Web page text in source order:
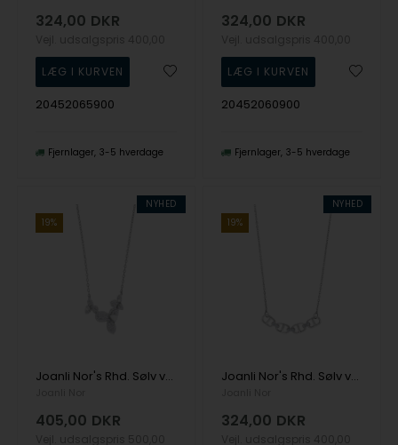
324,00 DKR
20452065900
Fjernlager 3-5 hverdage
324,00 DKR
20452060900
Fjernlager 3-5 hverdage
NYHED
19%
Joanli Nor's Rhd. Sølv vedhæng LOUISENOR
405,00 DKR
NYHED
19%
Joanli Nor's Rhd. Sølv vedhæng LARANOR
324,00 DKR